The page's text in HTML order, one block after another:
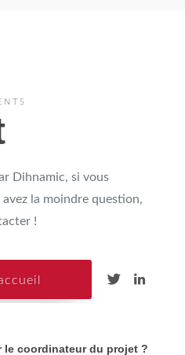
Dihnamic, si vous
la moindre question,
!
le coordinateur du projet ?